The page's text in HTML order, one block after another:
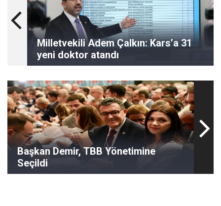
Milletvekili Adem Çalkın: Kars’a 31
yeni doktor atandı
Başkan Demir, TBB Yönetimine
Seçildi